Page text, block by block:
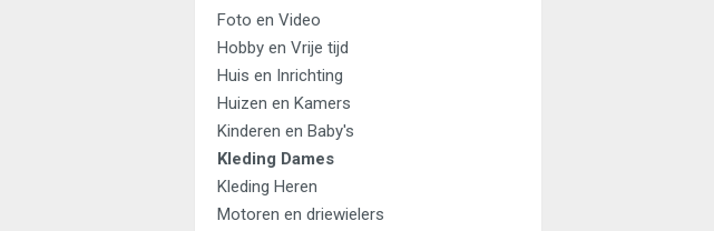
Foto en Video
Hobby en Vrije tijd
Huis en Inrichting
Huizen en Kamers
Kinderen en Baby's
Kleding Dames
Kleding Heren
Motoren en driewielers